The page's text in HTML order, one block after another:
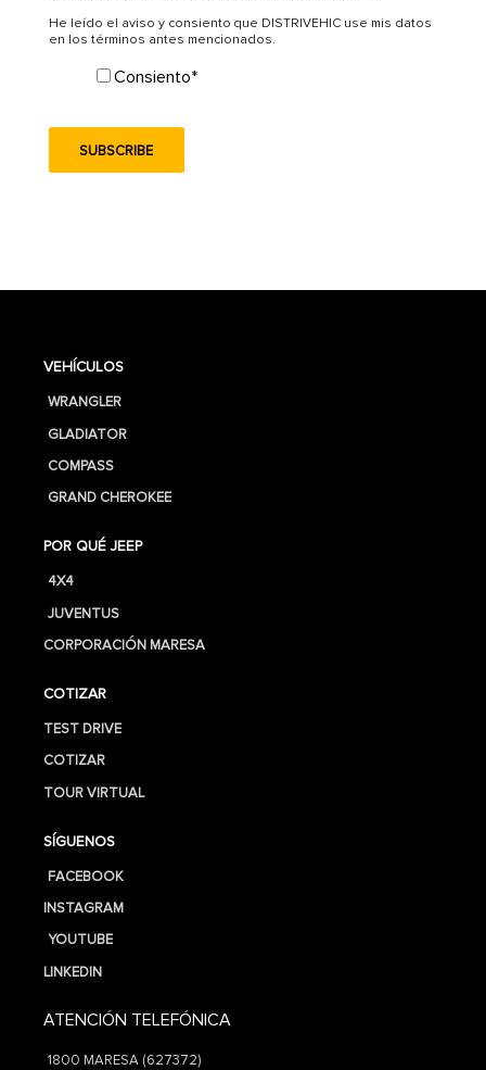
He leído el aviso y consiento que DISTRIVEHIC use mis datos
en los términos antes mencionados.
Consiento*
VEHÍCULOS
WRANGLER
GLADIATOR
COMPASS
GRAND CHEROKEE
POR QUÉ JEEP
4X4
JUVENTUS
CORPORACIÓN MARESA
COTIZAR
TEST DRIVE
COTIZAR
TOUR VIRTUAL
SÍGUENOS
FACEBOOK
INSTAGRAM
YOUTUBE
LINKEDIN
ATENCIÓN TELEFÓNICA
1800 MARESA (627372)